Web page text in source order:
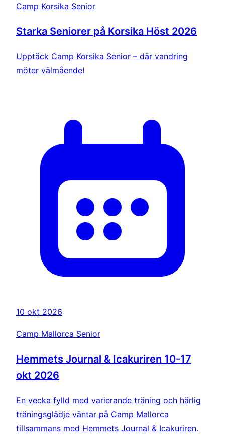
Camp Korsika Senior
Starka Seniorer på Korsika Höst 2026
Upptäck Camp Korsika Senior – där vandring
möter välmående!
10 okt 2026
Camp Mallorca Senior
Hemmets Journal & Icakuriren 10-17
okt 2026
En vecka fylld med varierande träning och härlig
träningsglädje väntar på Camp Mallorca
tillsammans med Hemmets Journal & Icakuriren.